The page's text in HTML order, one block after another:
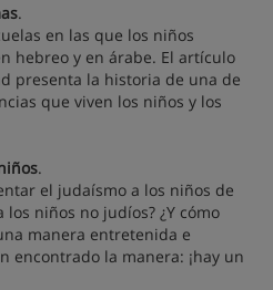
.
en las que los niños
hebreo y en árabe. El artículo
presenta la historia de una de
que viven los niños y los
.
el judaísmo a los niños de
niños no judíos? ¿Y cómo
manera entretenida e
encontrado la manera: ¡hay un